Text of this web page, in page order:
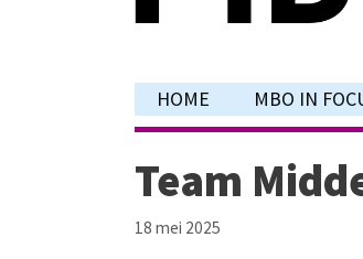
HOME MBO IN
Team
18 mei 2025